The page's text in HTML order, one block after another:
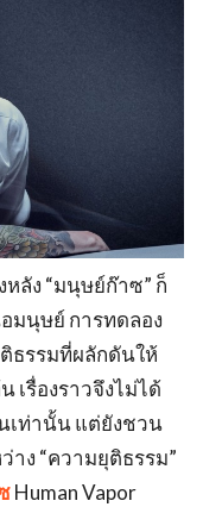
ลัง “มนุษย์ก๊าซ” ก็
มนุษย์ การทดลอง
ธรรมที่ผลักดันให้
เรื่องราวจึงไม่ได้
เท่านั้น แต่ยังชวน
าง “ความยุติธรรม”
Human Vapor